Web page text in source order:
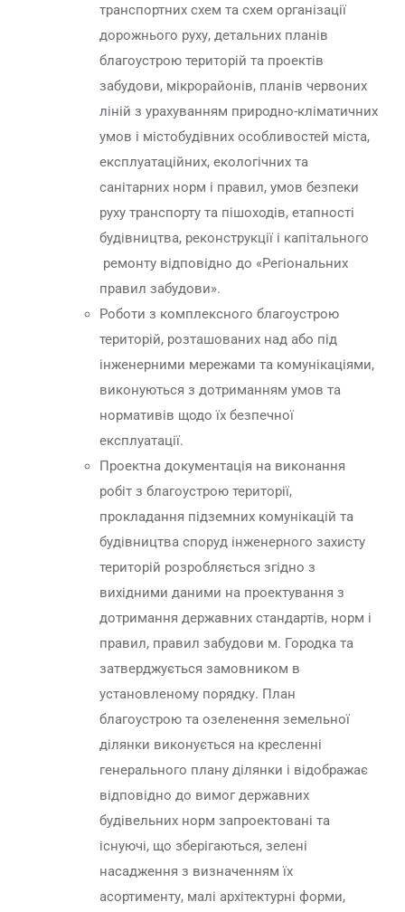
транспортних схем та схем організації
дорожнього руху, детальних планів
благоустрою територій та проектів
забудови, мікрорайонів, планів червоних
ліній з урахуванням природно-кліматичних
умов і містобудівних особливостей міста,
експлуатаційних, екологічних та
санітарних норм і правил, умов безпеки
руху транспорту та пішоходів, етапності
будівництва, реконструкції і капітального
ремонту відповідно до «Регіональних
правил забудови».
Роботи з комплексного благоустрою
територій, розташованих над або під
інженерними мережами та комунікаціями,
виконуються з дотриманням умов та
нормативів щодо їх безпечної
експлуатації.
Проектна документація на виконання
робіт з благоустрою території,
прокладання підземних комунікацій та
будівництва споруд інженерного захисту
територій розробляється згідно з
вихідними даними на проектування з
дотримання державних стандартів, норм і
правил, правил забудови м. Городка та
затверджується замовником в
установленому порядку. План
благоустрою та озеленення земельної
ділянки виконується на кресленні
генерального плану ділянки і відображає
відповідно до вимог державних
будівельних норм запроектовані та
існуючі, що зберігаються, зелені
насадження з визначенням їх
асортименту, малі архітектурні форми,